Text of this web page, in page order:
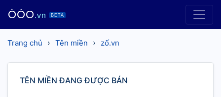
ÒÓO.vn BETA
Trang chủ › Tên miền › zố.vn
TÊN MIỀN ĐANG ĐƯỢC BÁN